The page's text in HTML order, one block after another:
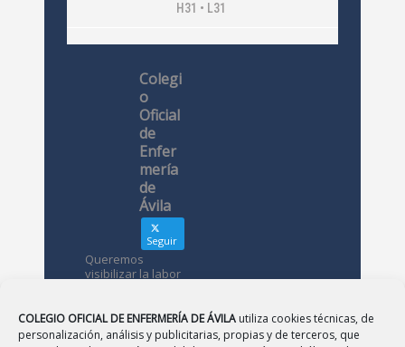
COLEGIO OFICIAL DE ENFERMERÍA DE ÁVILA utiliza cookies técnicas, de
personalización, análisis y publicitarias, propias y de terceros, que
H31 • L31
Colegi
o
Oficial
de
Enfer
mería
de
Ávila
Seguir
Queremos
visibilizar la labor
conoces?